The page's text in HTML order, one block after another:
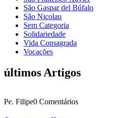
São Gaspar del Búfalo
São Nicolau
Sem Categoria
Solidariedade
Vida Consagrada
Vocações
últimos Artigos
Pe. Filipe0 Comentários